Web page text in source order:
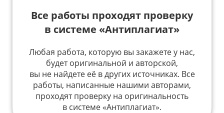
Все работы проходят проверку
в системе «Антиплагиат»
Любая работа, которую вы закажете у нас,
будет оригинальной и авторской,
вы не найдете её в других источниках. Все
работы, написанные нашими авторами,
проходят проверку на оригинальность
в системе «Антиплагиат».